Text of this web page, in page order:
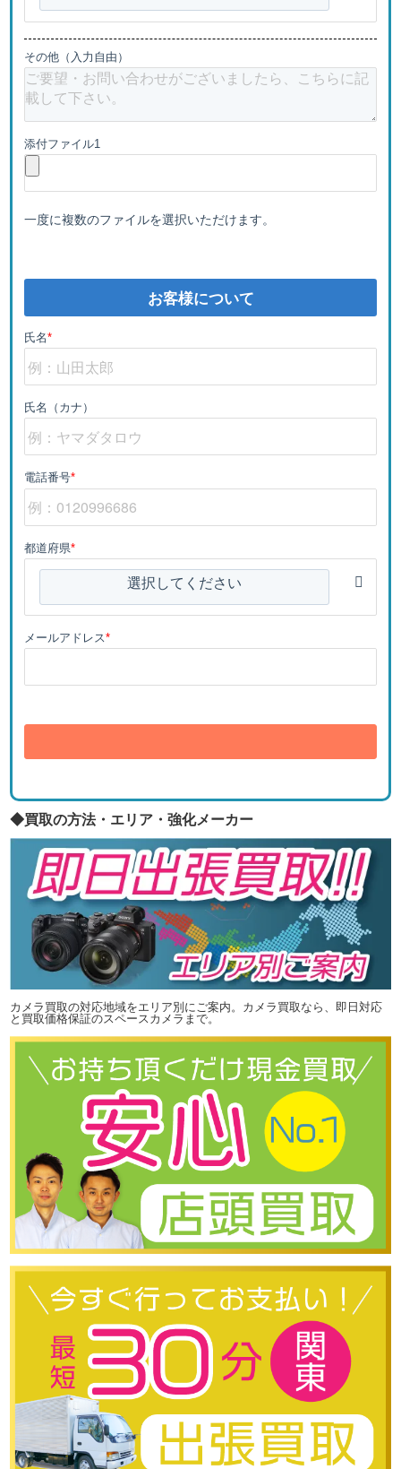
その他（入力自由）
添付ファイル1
一度に複数のファイルを選択いただけます。
お客様について
氏名*
氏名（カナ）
電話番号*
都道府県*
選択してください
メールアドレス*
◆買取の方法・エリア・強化メーカー
カメラ買取の対応地域をエリア別にご案内。カメラ買取なら、即日対応
と買取価格保証のスペースカメラまで。